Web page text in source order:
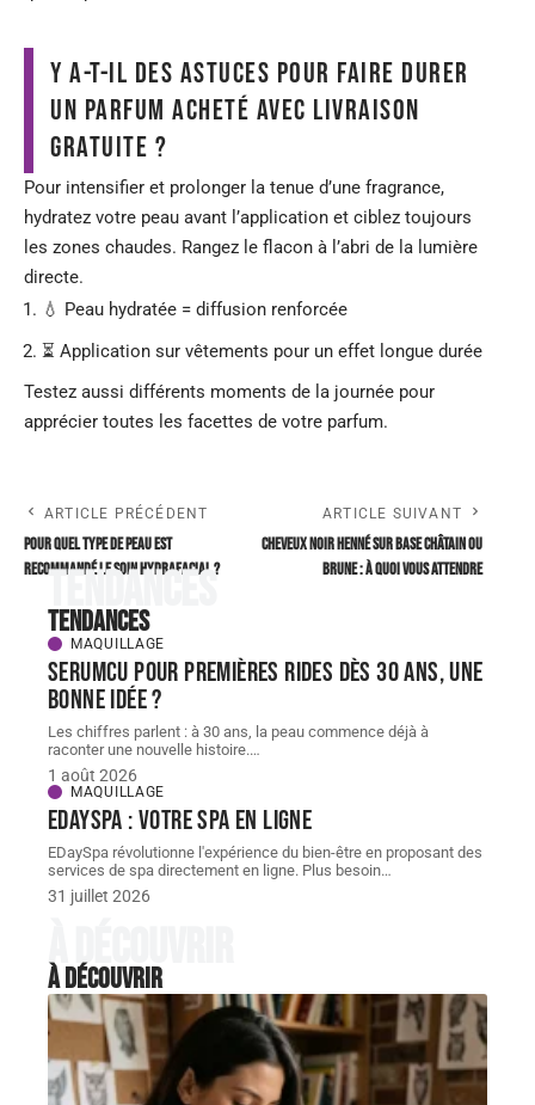
Y a-t-il des astuces pour faire durer
un parfum acheté avec livraison
gratuite ?
Pour intensifier et prolonger la tenue d’une fragrance,
hydratez votre peau avant l’application et ciblez toujours
les zones chaudes. Rangez le flacon à l’abri de la lumière
directe.
💧 Peau hydratée = diffusion renforcée
⏳ Application sur vêtements pour un effet longue durée
Testez aussi différents moments de la journée pour
apprécier toutes les facettes de votre parfum.
ARTICLE PRÉCÉDENT
Pour quel type de peau est
recommandé le soin hydrafacial ?
ARTICLE SUIVANT
Cheveux noir Henné sur base châtain ou
brune : à quoi vous attendre
Tendances
Tendances
MAQUILLAGE
Serumcu pour premières rides dès 30 ans, une
bonne idée ?
Les chiffres parlent : à 30 ans, la peau commence déjà à
raconter une nouvelle histoire.…
1 août 2026
MAQUILLAGE
EDaySpa : Votre spa en ligne
EDaySpa révolutionne l'expérience du bien-être en proposant des
services de spa directement en ligne. Plus besoin…
31 juillet 2026
À découvrir
À découvrir